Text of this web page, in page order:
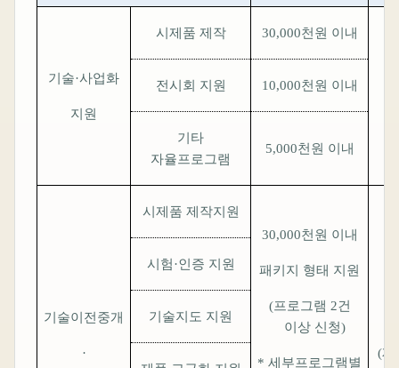
기술·사업화
지원
시제품 제작 30,000천원 이내
전시회 지원 10,000천원 이내
기타
자율프로그램
5,000천원 이내
기술이전중개
·
시제품 제작지원
30,000천원 이내
패키지 형태 지원
(프로그램 2건
이상 신청)
* 세부프로그램별
(재
시험·인증 지원
기술지도 지원